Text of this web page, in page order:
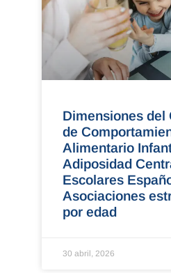
Dimensiones del
de
Alimentario
Adiposidad
Escolares
Asociaciones
por edad
30 abril, 2026